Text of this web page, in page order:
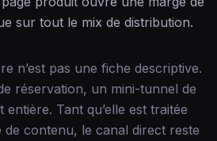
sur tout le mix de distribution.
n’est pas une fiche descriptive.
réservation, un mini-tunnel de
Tant qu’elle est traitée
de contenu, le canal direct reste